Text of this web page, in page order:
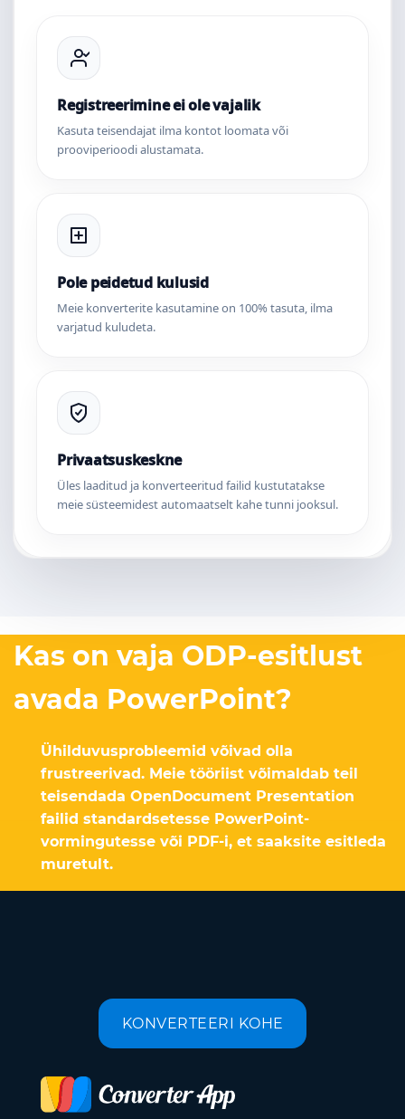
Registreerimine ei ole vajalik
Kasuta teisendajat ilma kontot loomata või
prooviperioodi alustamata.
Pole peidetud kulusid
Meie konverterite kasutamine on 100% tasuta, ilma
varjatud kuludeta.
Privaatsuskeskne
Üles laaditud ja konverteeritud failid kustutatakse
meie süsteemidest automaatselt kahe tunni jooksul.
Kas on vaja ODP-esitlust
avada PowerPoint?
Ühilduvusprobleemid võivad olla
frustreerivad. Meie tööriist võimaldab teil
teisendada OpenDocument Presentation
failid standardsetesse PowerPoint-
vormingutesse või PDF-i, et saaksite esitleda
muretult.
KONVERTEERI KOHE